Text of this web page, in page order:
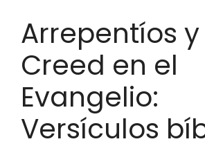
Arrepentíos y
Creed en el
Evangelio:
Versículos